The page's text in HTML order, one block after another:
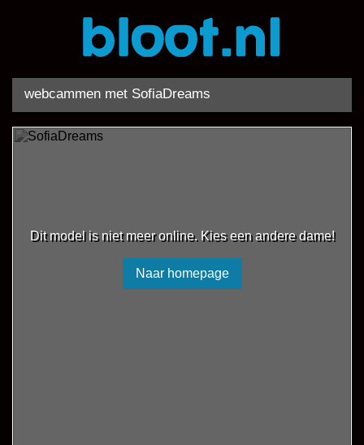
webcammen met SofiaDreams
Dit model is niet meer online. Kies een andere dame!
Naar homepage